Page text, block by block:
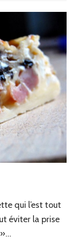
qui l’est tout
éviter la prise